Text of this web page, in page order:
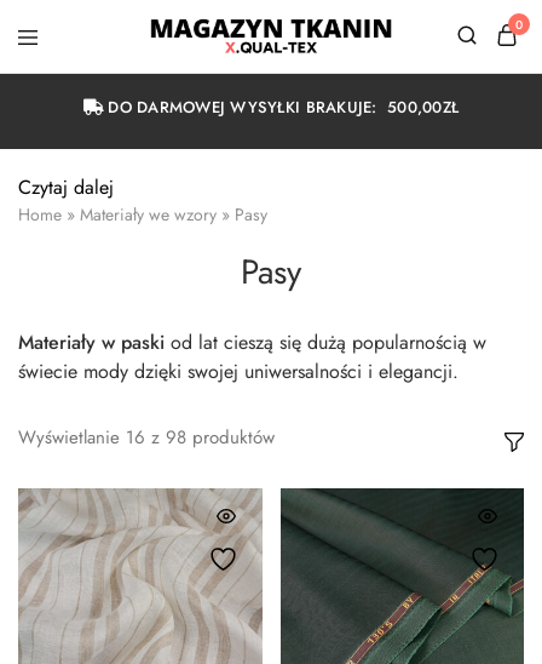
Magazyn
Warszawa
0
DO DARMOWEJ WYSYŁKI BRAKUJE:500,00ZŁ
Czytaj dalej
Home » Materiały we wzory » Pasy
Pasy
Materiały w paski od lat cieszą się dużą popularnością w
świecie mody dzięki swojej uniwersalności i elegancji.
Wyświetlanie 16 z 98 produktów